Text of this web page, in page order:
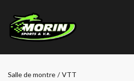
Salle de montre / VTT